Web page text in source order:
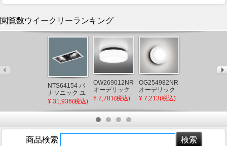
閲覧数ウイークリーランキング
NTS64154 パ
ナソニック ユ
ニバーサルダ
ウンライト 2
灯 配光調整機
球色）
¥ 31,936(税込)
OW269012NR
オーデリック
浴室灯 ブラッ
色）
(OW269012ND
¥ 7,781(税込)
OG254982NR
オーデリック
浴室灯・屋外
ライト ブラッ
¥ 7,213(税込)
パナソニック
非常用ベース
後継品)
商品検索